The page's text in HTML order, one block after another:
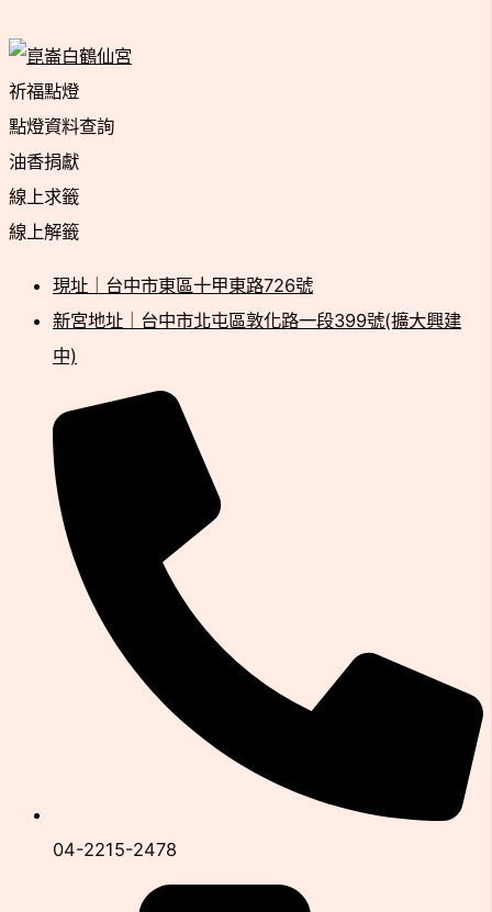
祈福點燈
點燈資料查詢
油香捐獻
線上求籤
線上解籤
現址｜台中市東區十甲東路726號
新宮地址｜台中市北屯區敦化路一段399號(擴大興建
中)
04-2215-2478